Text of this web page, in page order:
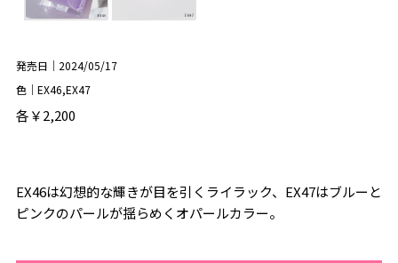
発売日｜2024/05/17
色｜EX46,EX47
各￥2,200
EX46は幻想的な輝きが目を引くライラック、EX47はブルーと
ピンクのパールが揺らめくオパールカラー。